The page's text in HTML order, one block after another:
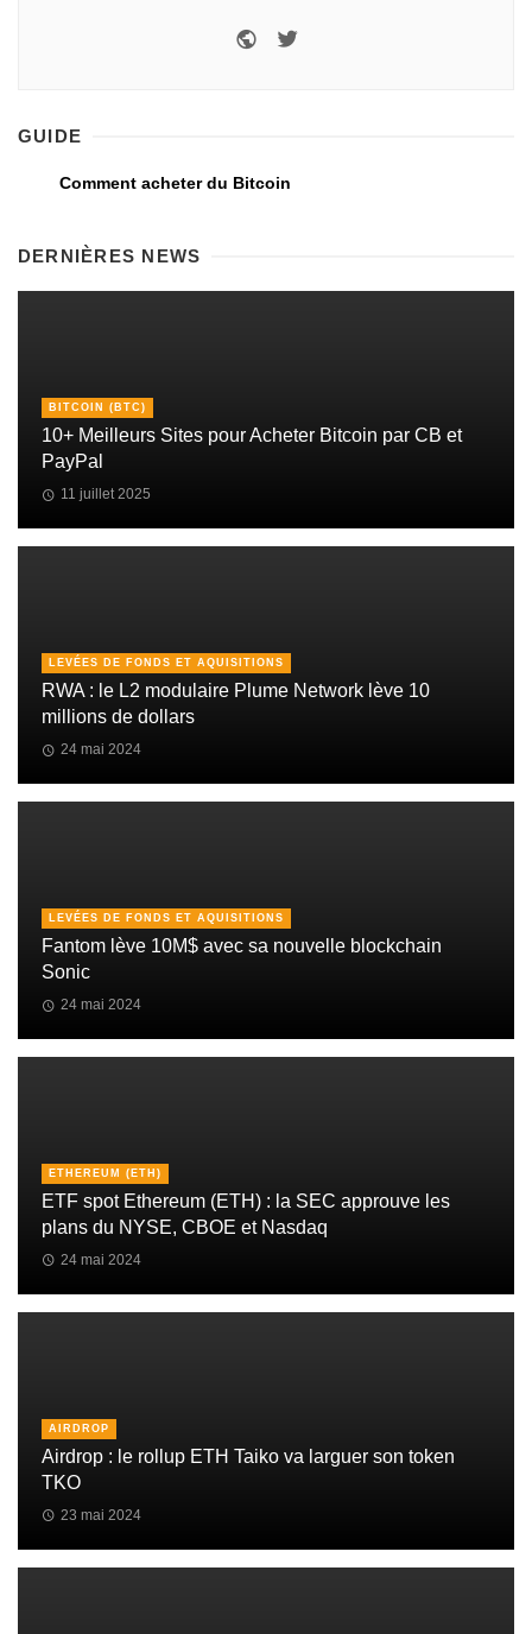
GUIDE
Comment acheter du Bitcoin
DERNIÈRES NEWS
BITCOIN (BTC)
10+ Meilleurs Sites pour Acheter Bitcoin par CB et
PayPal
11 juillet 2025
LEVÉES DE FONDS ET AQUISITIONS
RWA : le L2 modulaire Plume Network lève 10
millions de dollars
24 mai 2024
LEVÉES DE FONDS ET AQUISITIONS
Fantom lève 10M$ avec sa nouvelle blockchain
Sonic
24 mai 2024
ETHEREUM (ETH)
ETF spot Ethereum (ETH) : la SEC approuve les
plans du NYSE, CBOE et Nasdaq
24 mai 2024
AIRDROP
Airdrop : le rollup ETH Taiko va larguer son token
TKO
23 mai 2024